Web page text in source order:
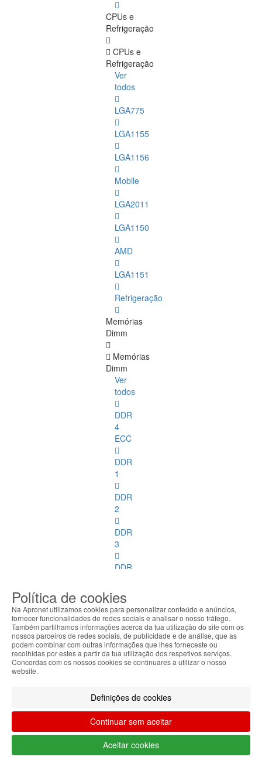
CPUs e
Refrigeração
CPUs e
Refrigeração
Ver
todos
LGA775
LGA1155
LGA1156
Mobile
LGA2011
LGA1150
AMD
LGA1151
Refrigeração
Memórias
Dimm
Memórias
Dimm
Ver
todos
DDR
4
ECC
DDR
1
DDR
2
DDR
3
DDR
DDR
2
ECC
DDR
3
Memórias
Memórias
SoDimm
Ver
Política de cookies
Na Apronet utilizamos cookies para personalizar conteúdo e anúncios,
fornecer funcionalidades de redes sociais e analisar o nosso tráfego.
Também partilhamos informações acerca da tua utilização do site com os
nossos parceiros de redes sociais, de publicidade e de análise, que as
podem combinar com outras informações que lhes forneceste ou
recolhidas por estes a partir da tua utilização dos respetivos serviços.
Concordas com os nossos cookies se continuares a utilizar o nosso
website.
Definições de cookies
Continuar sem aceitar
Aceitar cookies